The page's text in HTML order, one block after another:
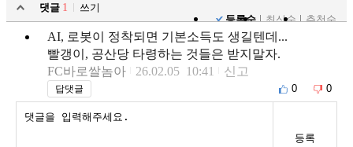
댓글 1
쓰기
등록순
최신순 추천순
AI, 로봇이 정착되면 기본소득도 생길텐데...
빨갱이, 공산당 타령하는 것들은 받지말자.
FC바로쌀놈아
26.02.05 10:41 신고
답댓글 0 0
등록